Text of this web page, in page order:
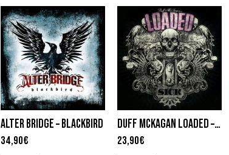
ALTER BRIDGE – BLACKBIRD
34,90€
DUFF MCKAGAN LOADED – SICK
23,90€